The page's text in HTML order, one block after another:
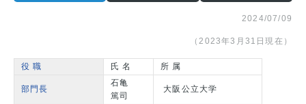
2024/07/09
（2023年3月31日現在）
役 職 氏 名 所 属
部門長
石亀
篤司
大阪公立大学